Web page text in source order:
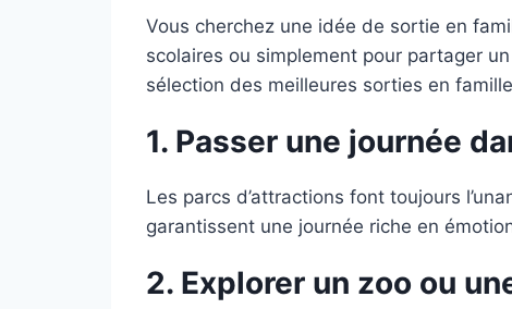
Vous cherchez une idée de sortie en
scolaires ou simplement pour partager
sélection des meilleures sorties en
1. Passer une journée
Les parcs d’attractions font toujours
garantissent une journée riche en
2. Explorer un zoo ou